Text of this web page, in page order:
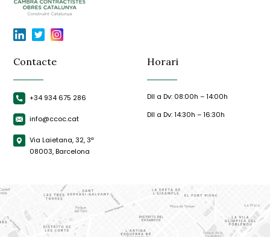
Contacte
+34 934 675 286
info@ccoc.cat
Via Laietana, 32, 3ª
08003, Barcelona
Horari
Dll a Dv: 08:00h – 14:00h
Dll a Dv: 14:30h – 16:30h